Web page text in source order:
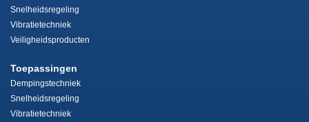
Snelheidsregeling
Vibratietechniek
Veiligheidsproducten
Toepassingen
Dempingstechniek
Snelheidsregeling
Vibratietechniek